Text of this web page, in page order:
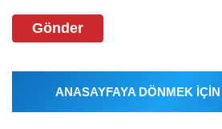
Gönder
ANASAYFAYA DÖNMEK